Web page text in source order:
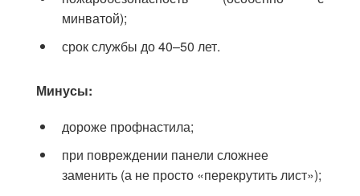
минватой);
срок службы до 40–50 лет.
Минусы:
дороже профнастила;
при повреждении панели сложнее
заменить (а не просто «перекрутить лист»);